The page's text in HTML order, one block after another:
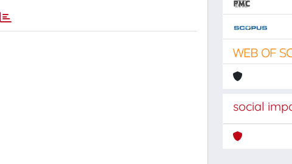
social